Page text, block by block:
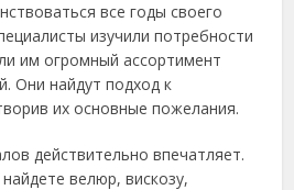
все годы своего
изучили потребности
им огромный ассортимент
Они найдут подход к
их основные пожелания.
действительно впечатляет.
велюр, вискозу,